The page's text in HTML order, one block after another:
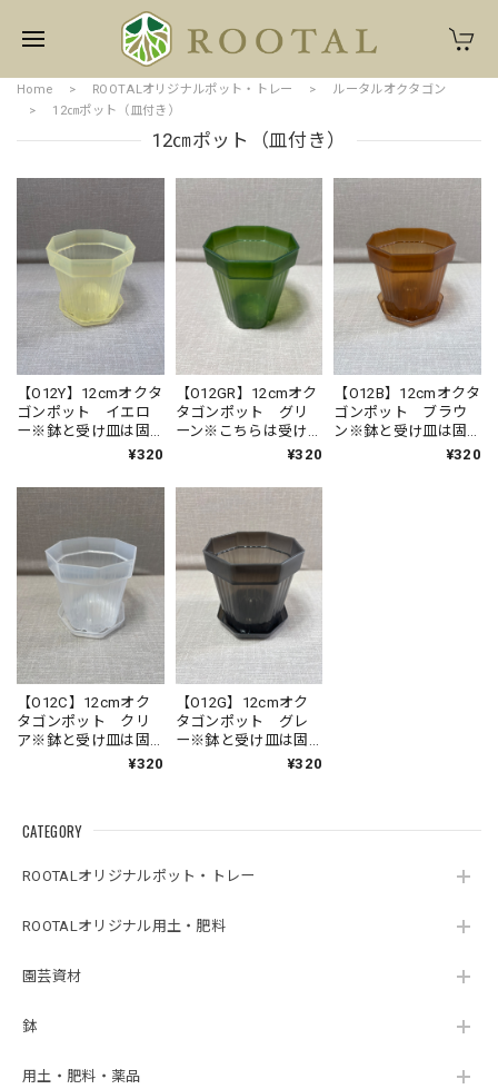
Home ROOTALオリジナルポット・トレー
ルータルオクタゴン
12㎝ポット（皿付き）
12㎝ポット（皿付き）
【O12Y】12cmオクタ
ゴンポット イエロ
ー※鉢と受け皿は固
定される仕様ではあ
¥320
【O12GR】12cmオク
タゴンポット グリ
ーン※こちらは受け
皿は付属しません¥320
【O12B】12cmオクタ
ゴンポット ブラウ
ン※鉢と受け皿は固
定される仕様ではあ
¥320
【O12C】12cmオク
タゴンポット クリ
ア※鉢と受け皿は固
定される仕様ではあ
¥320
【O12G】12cmオク
タゴンポット グレ
ー※鉢と受け皿は固
定される仕様ではあ
¥320
CATEGORY
ROOTALオリジナルポット・トレー
ROOTALオリジナル用土・肥料
園芸資材
鉢
用土・肥料・薬品